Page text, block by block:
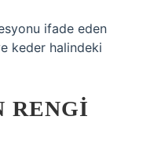
ifade eden
keder halindeki
RENGI